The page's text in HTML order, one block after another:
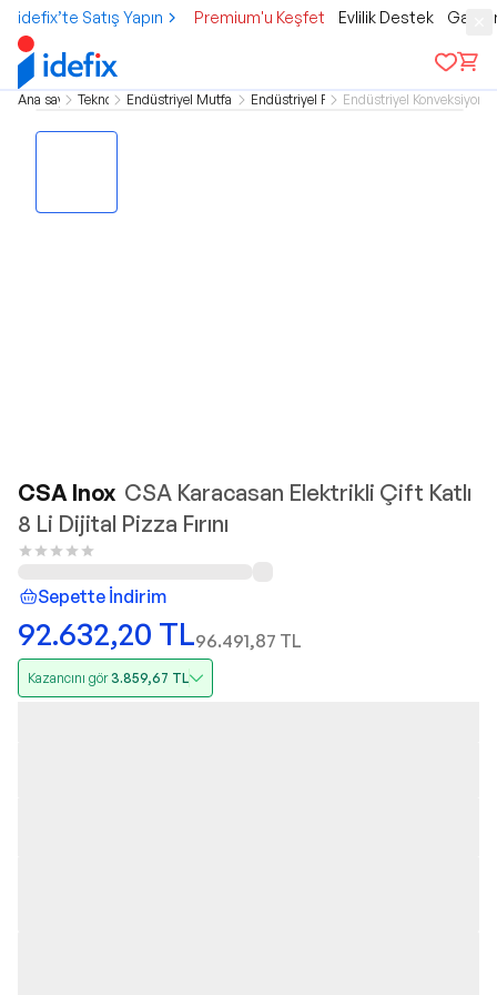
idefix’te Satış Yapın Premium'u Keşfet Evlilik Destek
Ana sayfa TeknolojiEndüstriyel Mutfak GrubuEndüstriyel FırınlarEndüstriyel Konveksiyonlu
CSA Inox CSA Karacasan Elektrikli Çift Katlı
8 Li Dijital Pizza Fırını
Sepette İndirim
92.632,20 TL96.491,87 TL
Kazancını gör3.859,67 TL